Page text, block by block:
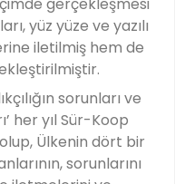
gerçekleşmesi
yüz yüze ve yazılı
iletilmiş hem de
sorunları ve
her yıl Sür-Koop
Ülkenin dört bir
sorunlarını